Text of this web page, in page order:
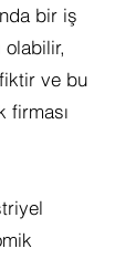
bir iş
olabilir,
ve bu
firması